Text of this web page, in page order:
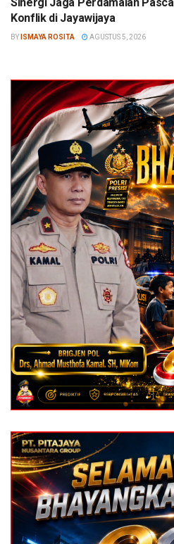
Konflik di Jayawijaya
BY ISMAYA ROSITA AGUSTUS 5, 2026